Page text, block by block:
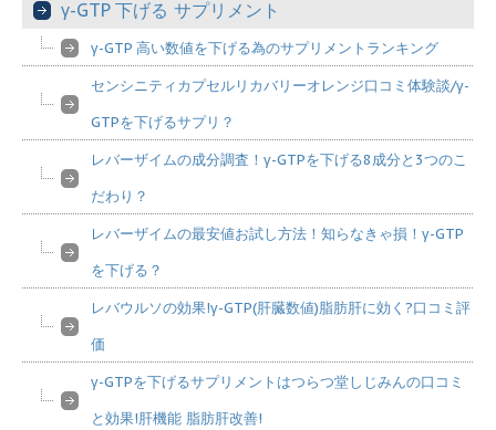
γ-GTP 下げる サプリメント
γ-GTP 高い数値を下げる為のサプリメントランキング
センシニティカプセルリカバリーオレンジ口コミ体験談/γ-
GTPを下げるサプリ？
レバーザイムの成分調査！γ-GTPを下げる8成分と3つのこ
だわり？
レバーザイムの最安値お試し方法！知らなきゃ損！γ-GTP
を下げる？
レバウルソの効果!γ-GTP(肝臓数値)脂肪肝に効く?口コミ評
価
γ-GTPを下げるサプリメントはつらつ堂しじみんの口コミ
と効果!肝機能 脂肪肝改善!